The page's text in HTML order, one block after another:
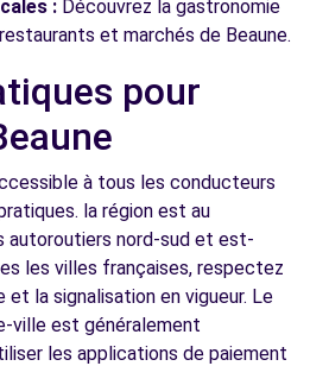
: Découvrez la gastronomie
et marchés de Beaune.
pour
à tous les conducteurs
la région est au
autoroutiers nord-sud et est-
les villes françaises, respectez
la signalisation en vigueur. Le
ville est généralement
les applications de paiement